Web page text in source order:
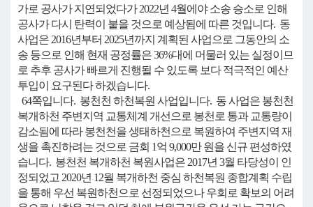
가로 공사가 지연되었다가 2022년 4월에야 소송 승소로 인해
공사가 다시 탄력이 붙을 것으로 예상됨에 따른 것입니다. 동
사업은 2016년부터 2025년까지 계획된 사업으로 그동안의 소
송 등으로 인해 현재 공정률은 36%대에 머물러 있는 실정이므
로 추후 공사가 빠르게 진행될 수 있도록 보다 적극적인 예산
투입이 요구된다 하겠습니다.
64쪽입니다. 봉천천 하천복원 사업입니다. 동 사업은 봉천천
복개하천 주변지역 교통체계 개선으로 봉천로 통과 교통량이
감소됨에 따라 봉천천을 생태하천으로 복원하여 주변지역 재
생을 촉진하려는 것으로 금회 1억 9,000만 원을 신규 편성하였
습니다. 봉천천 복개하천 복원사업은 2017년 3월 타당성이 인
정되었고 2020년 12월 복개하천 중심 하천복원 종합계획 수립
을 통해 우선 복원하천으로 선정되었으나 우회로 확보의 어려